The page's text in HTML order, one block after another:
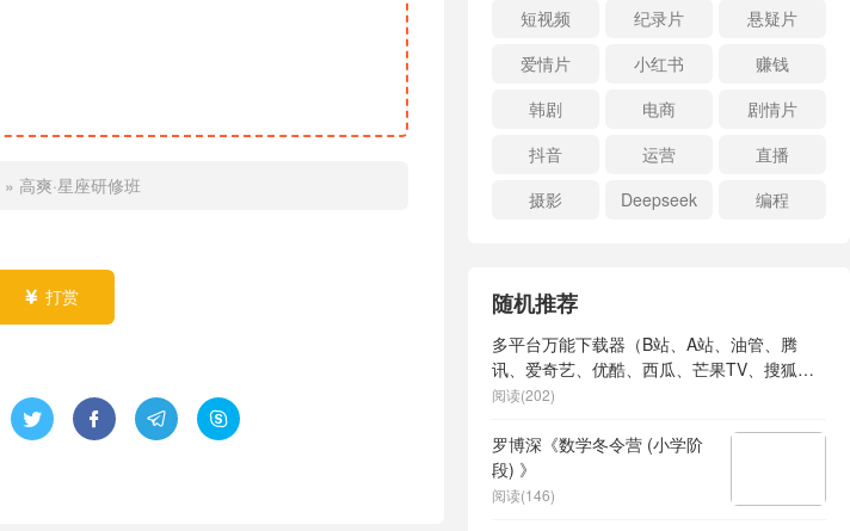
» 高爽·星座研修班
 打赏
   
短视频
纪录片
悬疑片
爱情片
小红书
赚钱
韩剧
电商
剧情片
抖音
运营
直播
摄影
Deepseek 编程
随机推荐
多平台万能下载器（B站、A站、油管、腾
讯、爱奇艺、优酷、西瓜、芒果TV、搜狐、
微博、抖音、快手等）
阅读(202)
罗博深《数学冬令营 (小学阶
段) 》
阅读(146)